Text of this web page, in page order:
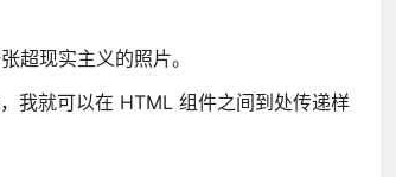
超现实主义的照片。
我就可以在 HTML 组件之间到处传递样